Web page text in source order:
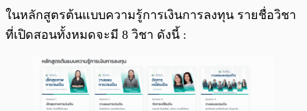
ในหลักสูตรต้นแบบความรู้การเงินการลงทุน รายชื่อวิชา
ที่เปิดสอนทั้งหมดจะมี 8 วิชา ดังนี้ :